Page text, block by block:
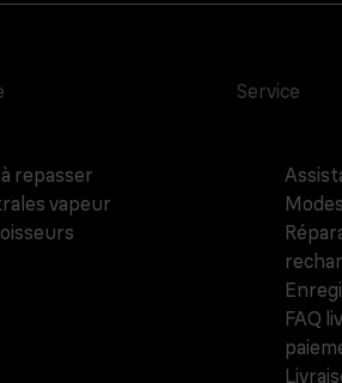
repasser
vapeur
Service
FAQ